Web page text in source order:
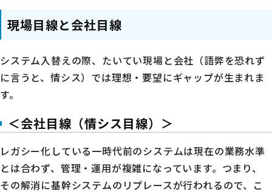
現場目線と会社目線
システム入替えの際、たいてい現場と会社（語弊を恐れず
に言うと、情シス）では理想・要望にギャップが生まれま
す。
＜会社目線（情シス目線）＞
レガシー化している一時代前のシステムは現在の業務水準
とは合わず、管理・運用が複雑になっています。つまり、
その解消に基幹システムのリプレースが行われるので、こ